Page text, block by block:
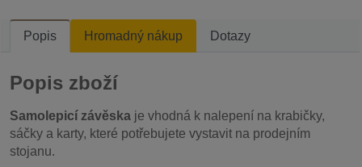
Popis Hromadný nákup Dotazy
Popis zboží
Samolepicí závěska je vhodná k nalepení na krabičky,
sáčky a karty, které potřebujete vystavit na prodejním
stojanu.